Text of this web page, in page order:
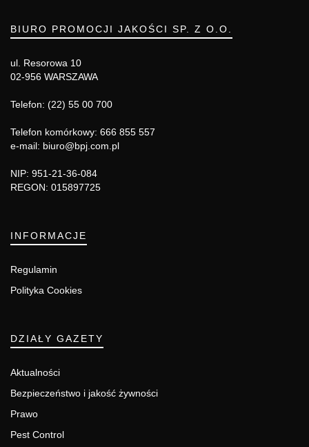
BIURO PROMOCJI JAKOŚCI SP. Z O.O.
ul. Resorowa 10
02-956 WARSZAWA
Telefon: (22) 55 00 700
Telefon komórkowy: 666 855 557
e-mail: biuro@bpj.com.pl
NIP: 951-21-36-084
REGON: 015897725
INFORMACJE
Regulamin
Polityka Cookies
DZIAŁY GAZETY
Aktualności
Bezpieczeństwo i jakość żywności
Prawo
Pest Control